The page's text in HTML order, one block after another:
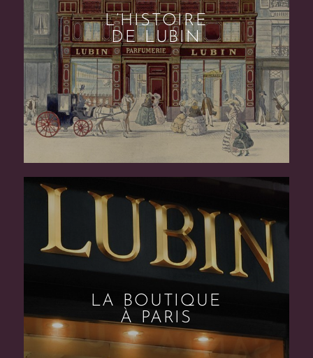
L’HISTOIRE
DE LUBIN
LA BOUTIQUE
À PARIS